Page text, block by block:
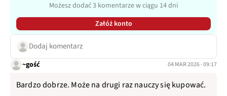
Możesz dodać 3 komentarze w ciągu 14 dni
Załóż konto
Dodaj komentarz
~gość 04 MAR 2026 · 09:17
Bardzo dobrze. Może na drugi raz nauczy się kupować.